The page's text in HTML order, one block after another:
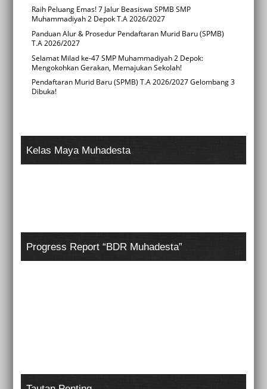
Raih Peluang Emas! 7 Jalur Beasiswa SPMB SMP
Muhammadiyah 2 Depok T.A 2026/2027
Panduan Alur & Prosedur Pendaftaran Murid Baru (SPMB)
T.A 2026/2027
Selamat Milad ke-47 SMP Muhammadiyah 2 Depok:
Mengokohkan Gerakan, Memajukan Sekolah!
Pendaftaran Murid Baru (SPMB) T.A 2026/2027 Gelombang 3
Dibuka!
Kelas Maya Muhadesta
Progress Report “BDR Muhadesta”